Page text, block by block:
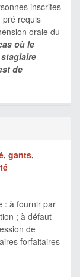
inscrites
pré requis
orale du
où le
de
gants,
: à fournir par
; à défaut
de
forfaitaires